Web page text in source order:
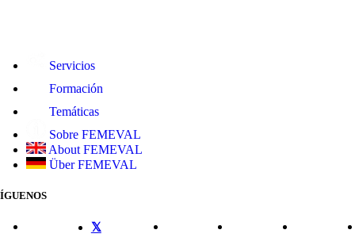
Servicios
Formación
Temáticas
Sobre FEMEVAL
About FEMEVAL
Über FEMEVAL